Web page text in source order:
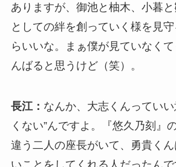
ありますが、御池と柚木、小暮
としての絆を創っていく様を見
らいいな。まぁ僕が見ていなく
んばると思うけど（笑）。
長江： なんか、大志くんってい
くない”んですよ。『悠久乃刻』
違う二人の座長がいて、勇貴く